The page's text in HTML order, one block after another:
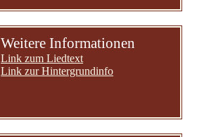
Weitere Informationen
Link zum Liedtext
Link zur Hintergrundinfo